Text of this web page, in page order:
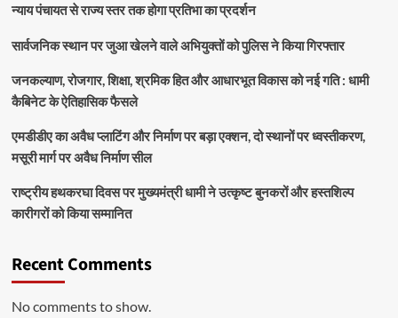
न्याय पंचायत से राज्य स्तर तक होगा प्रतिभा का प्रदर्शन
सार्वजनिक स्थान पर जुआ खेलने वाले अभियुक्तों को पुलिस ने किया गिरफ्तार
जनकल्याण, रोजगार, शिक्षा, श्रमिक हित और आधारभूत विकास को नई गति : धामी
कैबिनेट के ऐतिहासिक फैसले
एमडीडीए का अवैध प्लाटिंग और निर्माण पर बड़ा एक्शन, दो स्थानों पर ध्वस्तीकरण,
मसूरी मार्ग पर अवैध निर्माण सील
राष्ट्रीय हथकरघा दिवस पर मुख्यमंत्री धामी ने उत्कृष्ट बुनकरों और हस्तशिल्प
कारीगरों को किया सम्मानित
Recent Comments
No comments to show.